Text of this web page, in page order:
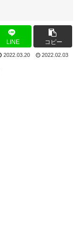
LINE コピー
2022.03.20 2022.02.03